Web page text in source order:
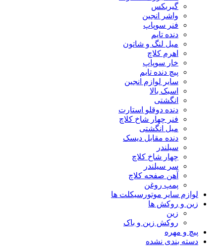
گیربکس
واشر انجین
فنر سوپاپ
دنده تایم
میل لنگ و شاتون
اهرم کلاچ
خار سوپاپ
پیچ دنده تایم
سایر لوازم انجین
اسبک بالا
انگشتی
دنده دوقلو استارت
فنر چهار شاخ کلاچ
میل انگشتی
دنده مقابل دیسک
سیلندر
چهار شاخ کلاچ
سر سیلندر
آهن صفحه کلاچ
پمپ روغن
لوازم سایر موتورسیکلت ها
زین و روکش ها
زین
روکش زین و باک
پیچ و مهره
دسته بندی نشده